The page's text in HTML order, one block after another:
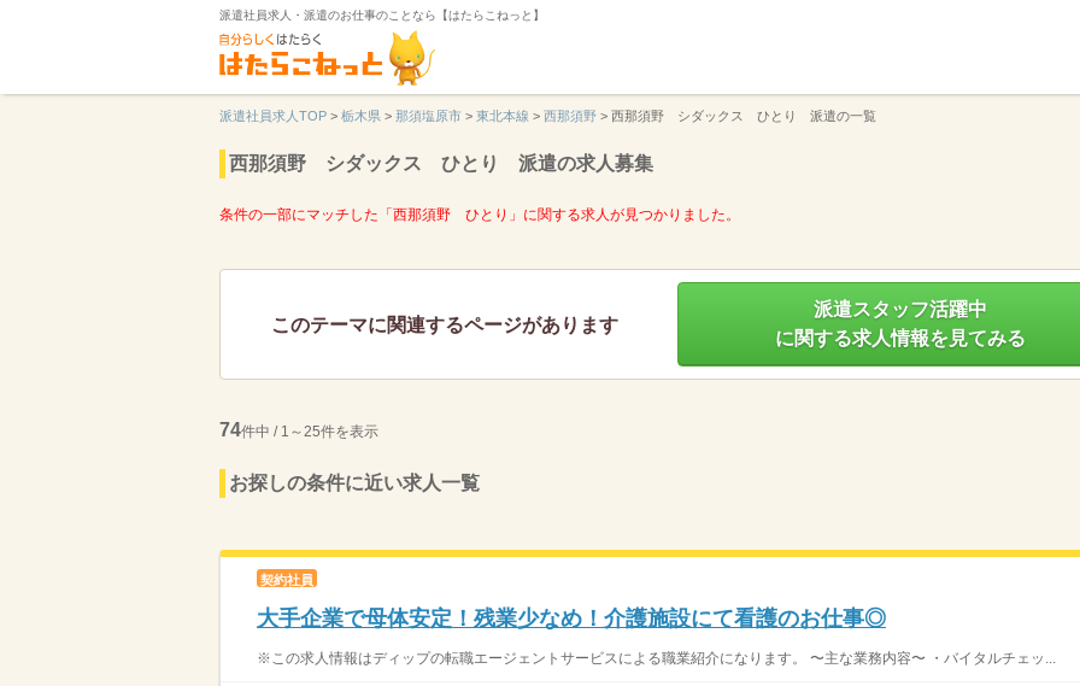
派遣社員求人・派遣のお仕事のことなら【はたらこねっと】
派遣社員求人TOP > 栃木県 > 那須塩原市 > 東北本線 > 西那須野 > 西那須野 シダックス ひとり 派遣の一覧
西那須野 シダックス ひとり 派遣の求人募集
条件の一部にマッチした「西那須野 ひとり」に関する求人が見つかりました。
このテーマに関連するページがあります
派遣スタッフ活躍中
に関する求人情報を見てみる
74件中 / 1～25件を表示
お探しの条件に近い求人一覧
契約社員
大手企業で母体安定！残業少なめ！介護施設にて看護のお仕事◎
※この求人情報はディップの転職エージェントサービスによる職業紹介になります。 〜主な業務内容〜 ・バイタルチェッ...